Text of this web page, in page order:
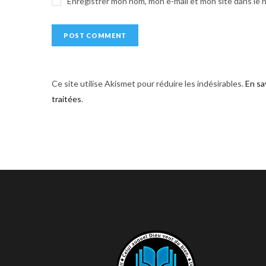
:
Ce site utilise Akismet pour réduire les indésirables.En
traitées.